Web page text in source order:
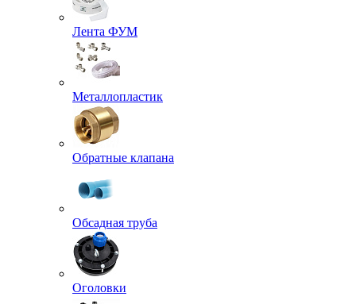
Лента ФУМ
Металлопластик
Обратные клапана
Обсадная труба
Оголовки